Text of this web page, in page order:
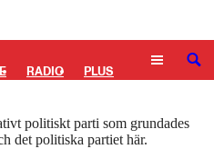
RADIO PLUS SÖK
om Nya
politiskt parti som grundades
det politiska partiet här.